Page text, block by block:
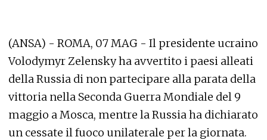
(ANSA) - ROMA, 07 MAG - Il presidente ucraino
Volodymyr Zelensky ha avvertito i paesi alleati
della Russia di non partecipare alla parata della
vittoria nella Seconda Guerra Mondiale del 9
maggio a Mosca, mentre la Russia ha dichiarato
un cessate il fuoco unilaterale per la giornata.